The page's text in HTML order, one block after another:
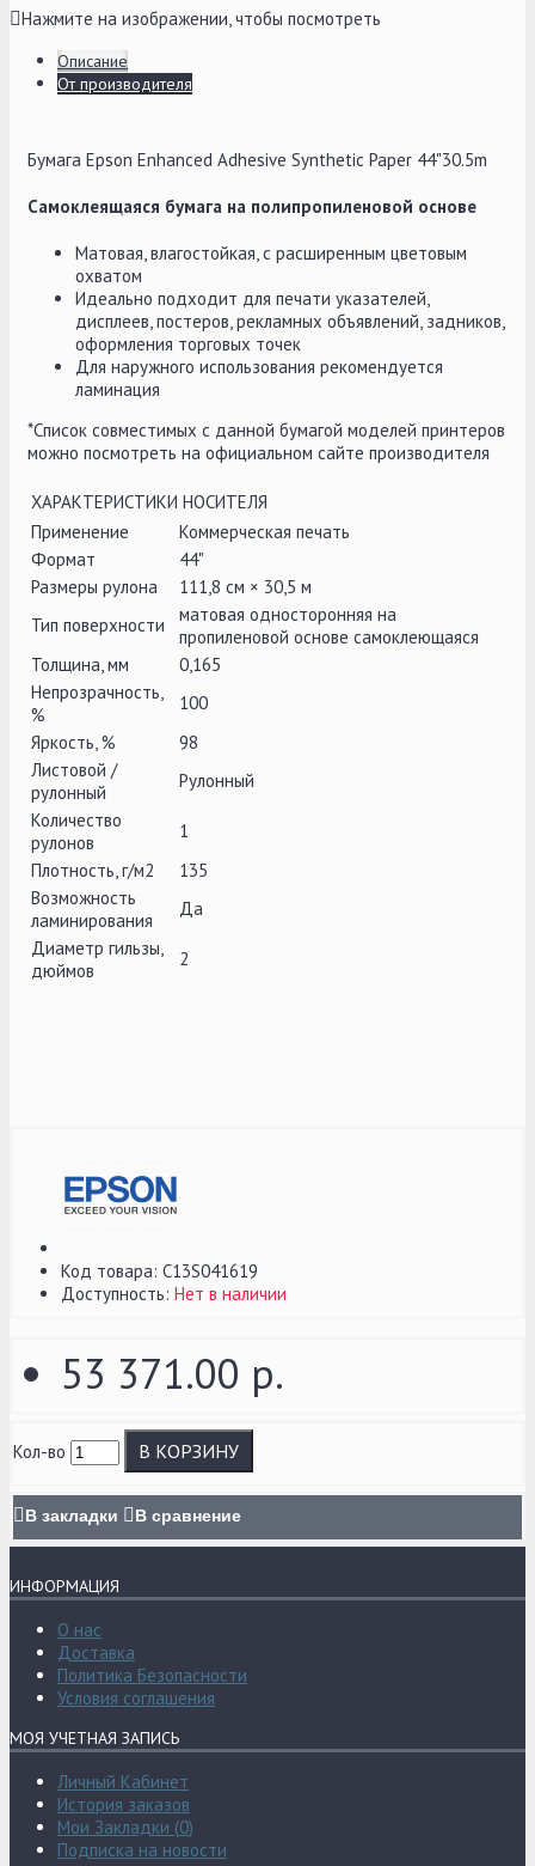
Нажмите на изображении, чтобы посмотреть
Описание
От производителя
Бумага Epson Enhanced Adhesive Synthetic Paper 44"30.5m
Самоклеящаяся бумага на полипропиленовой основе
Матовая, влагостойкая, с расширенным цветовым
охватом
Идеально подходит для печати указателей,
дисплеев, постеров, рекламных объявлений, задников,
оформления торговых точек
Для наружного использования рекомендуется
ламинация
*Список совместимых с данной бумагой моделей принтеров
можно посмотреть на официальном сайте производителя
ХАРАКТЕРИСТИКИ НОСИТЕЛЯ
Применение
Коммерческая печать
Формат
44"
Размеры рулона
111,8 см × 30,5 м
Тип поверхности
матовая односторонняя на
пропиленовой основе самоклеющаяся
Толщина, мм
0,165
Непрозрачность,
%
100
Яркость, %
98
Листовой /
рулонный
Рулонный
Количество
рулонов
1
Плотность, г/м2
135
Возможность
ламинирования
Да
Диаметр гильзы,
дюймов
2
Код товара: C13S041619
Доступность: Нет в наличии
53 371.00 р.
Кол-во В КОРЗИНУ
В закладки В сравнение
ИНФОРМАЦИЯ
О нас
Доставка
Политика Безопасности
Условия соглашения
МОЯ УЧЕТНАЯ ЗАПИСЬ
Личный Кабинет
История заказов
Мои Закладки (0)
Подписка на новости